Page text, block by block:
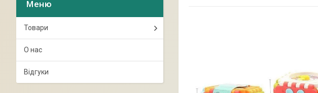
Товари
О нас
Відгуки